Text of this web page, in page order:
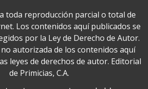
toda reproducción parcial o total de
Los contenidos aquí publicados se
por la Ley de Derecho de Autor.
autorizada de los contenidos aquí
leyes de derechos de autor. Editorial
de Primicias, C.A.